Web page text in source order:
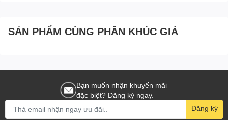
SẢN PHẨM CÙNG PHÂN KHÚC GIÁ
Bạn muốn nhận khuyến mãi
đặc biệt? Đăng ký ngay.
Đăng ký